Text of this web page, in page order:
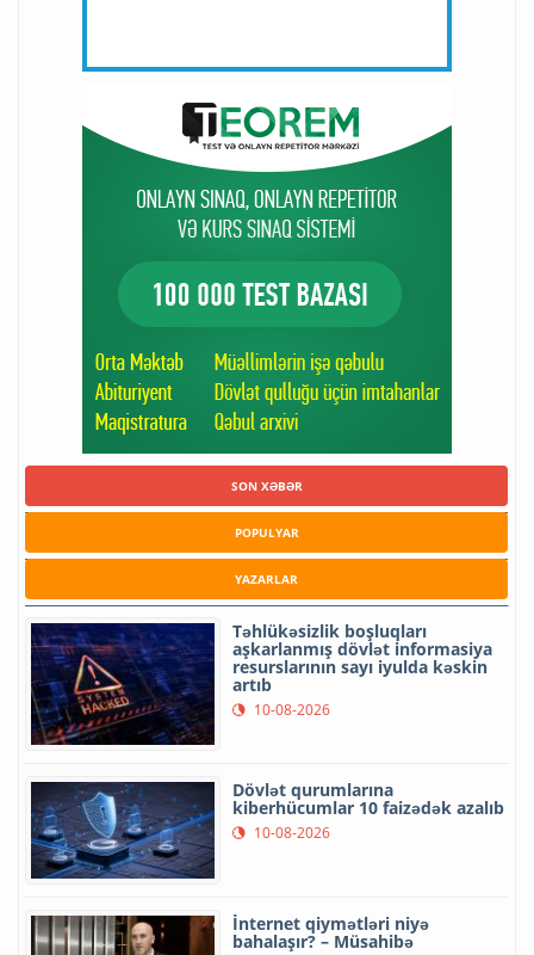
SON XƏBƏR
POPULYAR
YAZARLAR
Təhlükəsizlik boşluqları
aşkarlanmış dövlət informasiya
resurslarının sayı iyulda kəskin
artıb
10-08-2026
Dövlət qurumlarına
kiberhücumlar 10 faizədək azalıb
10-08-2026
İnternet qiymətləri niyə
bahalaşır? – Müsahibə